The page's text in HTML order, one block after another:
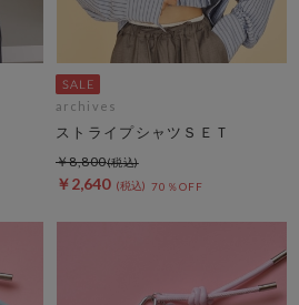
archives
ストライプシャツＳＥＴ
￥2,640 70％OFF
￥8,800